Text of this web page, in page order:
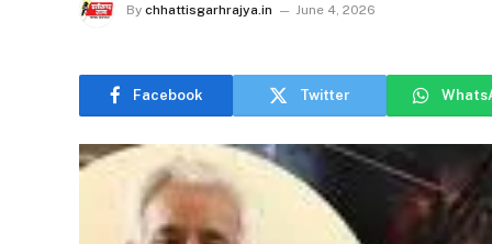
By chhattisgarhrajya.in June 4, 2026
Facebook Twitter